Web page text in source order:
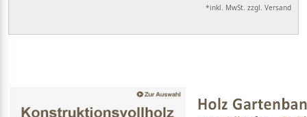
*inkl. MwSt. zzgl. Versand